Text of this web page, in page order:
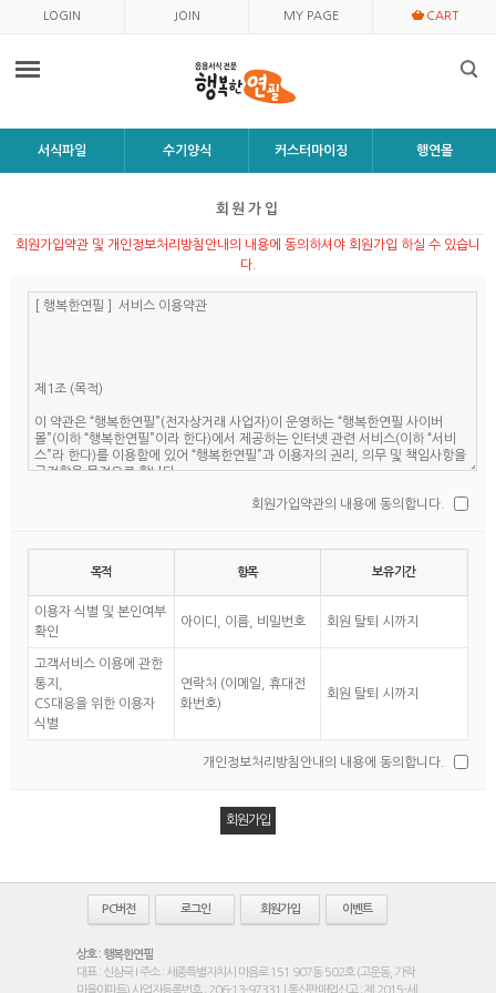
LOGIN JOIN MY PAGE CART
서식파일 수기양식 커스터마이징 행연몰
회원가입
회원가입약관 및 개인정보처리방침안내의 내용에 동의하셔야 회원가입 하실 수 있습니
다.
회원가입약관의 내용에 동의합니다.
목적 항목 보유기간
이용자 식별 및 본인여부
확인
아이디, 이름, 비밀번호 회원 탈퇴 시까지
고객서비스 이용에 관한
통지,
CS대응을 위한 이용자
식별
연락처 (이메일, 휴대전
화번호)
회원 탈퇴 시까지
개인정보처리방침안내의 내용에 동의합니다.
PC버전 로그인 회원가입 이벤트
상호 : 행복한연필
대표 : 신삼국 I 주소 : 세종특별자치시 마음로 151 907동 502호 (고운동, 가락
마을아파트) 사업자등록번호 : 206-13-97331 | 통신판매업신고 : 제 2015-세